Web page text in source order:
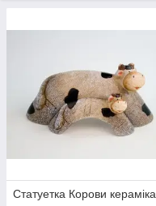
Статуетка Корови кераміка